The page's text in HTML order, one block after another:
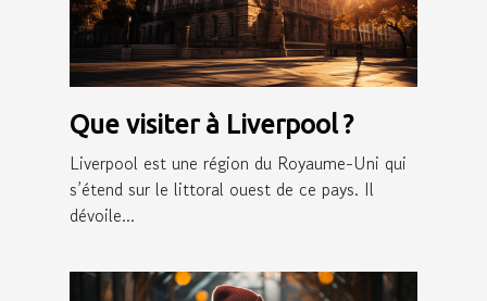
Que visiter à Liverpool ?
Liverpool est une région du Royaume-Uni qui
s’étend sur le littoral ouest de ce pays. Il
dévoile...